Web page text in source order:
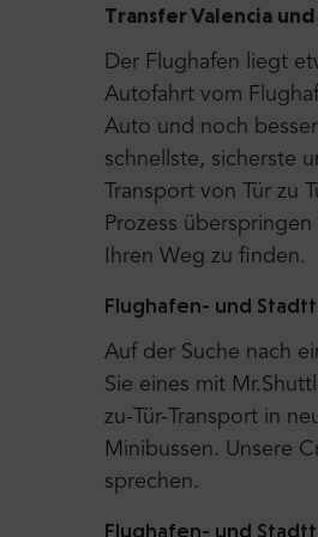
TransferValencia und
Der Flughafen liegt
Autofahrt vom
Auto und noch
schnellste, sicherste
Transport von Tür zu
Prozess
Ihren Weg zu finden.
Flughafen- und
Auf der Suche nach
Sie eines mit
zu-Tür-Transport in
Minibussen. Unsere
sprechen.
Flughafen- und